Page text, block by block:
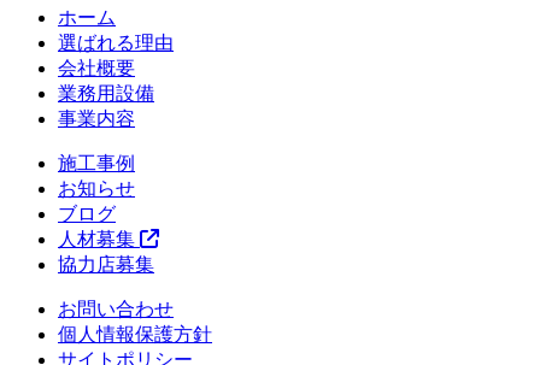
ホーム
選ばれる理由
会社概要
業務用設備
事業内容
施工事例
お知らせ
ブログ
人材募集
協力店募集
お問い合わせ
個人情報保護方針
サイトポリシー